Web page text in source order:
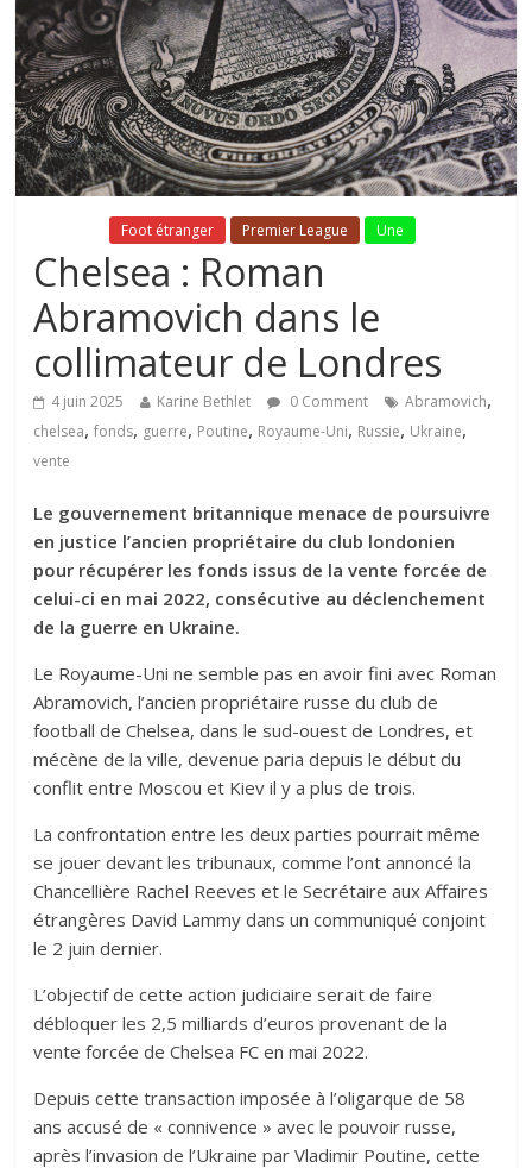
Foot étranger Premier League Une
Chelsea : Roman
Abramovich dans le
collimateur de Londres
4 juin 2025 Karine Bethlet 0 Comment Abramovich,
chelsea,fonds, guerre, Poutine, Royaume-Uni, Russie, Ukraine,
vente
Le gouvernement britannique menace de poursuivre
en justice l’ancien propriétaire du club londonien
pour récupérer les fonds issus de la vente forcée de
celui-ci en mai 2022, consécutive au déclenchement
de la guerre en Ukraine.
Le Royaume-Uni ne semble pas en avoir fini avec Roman
Abramovich, l’ancien propriétaire russe du club de
football de Chelsea, dans le sud-ouest de Londres, et
mécène de la ville, devenue paria depuis le début du
conflit entre Moscou et Kiev il y a plus de trois.
La confrontation entre les deux parties pourrait même
se jouer devant les tribunaux, comme l’ont annoncé la
Chancellière Rachel Reeves et le Secrétaire aux Affaires
étrangères David Lammy dans un communiqué conjoint
le 2 juin dernier.
L’objectif de cette action judiciaire serait de faire
débloquer les 2,5 milliards d’euros provenant de la
vente forcée de Chelsea FC en mai 2022.
Depuis cette transaction imposée à l’oligarque de 58
ans accusé de « connivence » avec le pouvoir russe,
après l’invasion de l’Ukraine par Vladimir Poutine, cette